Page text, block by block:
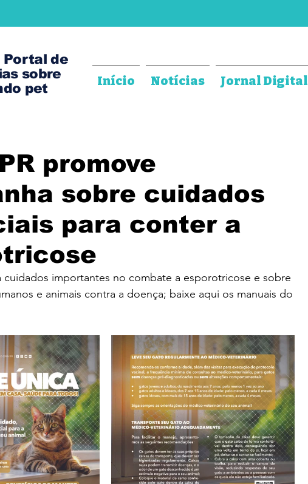
Portal de
sobre
pet
Início Notícias Jornal Digital
promove
sobre cuidados
para conter a
cuidados importantes no combate a esporotricose e sobre
e animais contra a doença; baixe aqui os manuais do